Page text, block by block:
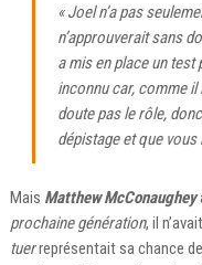
« Joel n’a pas
n’approuverait sans
a mis en place un test
inconnu car, comme il
doute pas le rôle,
dépistage et que vous
Mais Matthew McConaughey
prochaine génération, il
tuerreprésentait sa chance